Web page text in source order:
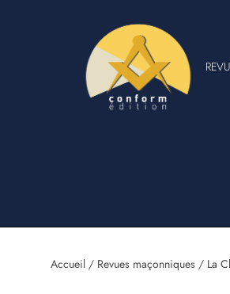
Accueil/ Revues maçonniques/ La